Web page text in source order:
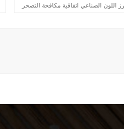
اللون الصناعي اتفاقية مكافحة التصحر